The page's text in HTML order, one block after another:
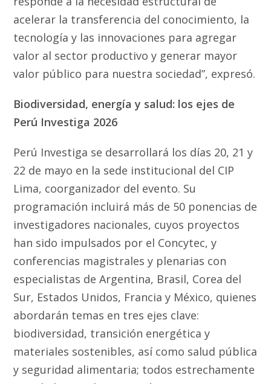
acelerar la transferencia del conocimiento, la
tecnología y las innovaciones para agregar
valor al sector productivo y generar mayor
valor público para nuestra sociedad”, expresó.
Biodiversidad, energía y salud: los ejes de
Perú Investiga 2026
Perú Investiga se desarrollará los días 20, 21 y
22 de mayo en la sede institucional del CIP
Lima, coorganizador del evento. Su
programación incluirá más de 50 ponencias de
investigadores nacionales, cuyos proyectos
han sido impulsados por el Concytec, y
conferencias magistrales y plenarias con
especialistas de Argentina, Brasil, Corea del
Sur, Estados Unidos, Francia y México, quienes
abordarán temas en tres ejes clave:
biodiversidad, transición energética y
materiales sostenibles, así como salud pública
y seguridad alimentaria; todos estrechamente